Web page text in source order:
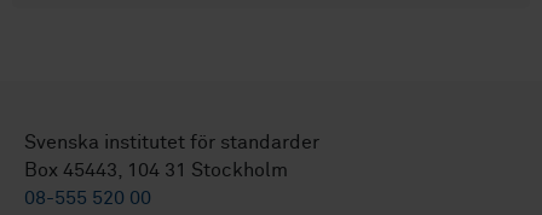
Svenska institutet för standarder
Box 45443, 104 31 Stockholm
08-555 520 00